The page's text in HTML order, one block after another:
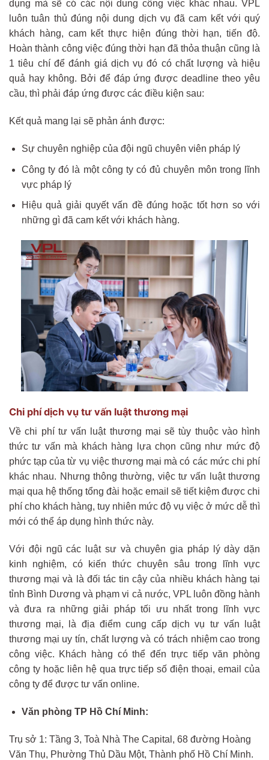
dụng mà sẽ có các nội dung công việc khác nhau. VPL
luôn tuân thủ đúng nội dung dịch vụ đã cam kết với quý
khách hàng, cam kết thực hiện đúng thời hạn, tiến độ.
Hoàn thành công việc đúng thời hạn đã thỏa thuận cũng là
1 tiêu chí để đánh giá dịch vụ đó có chất lượng và hiệu
quả hay không. Bởi để đáp ứng được deadline theo yêu
cầu, thì phải đáp ứng được các điều kiện sau:
Kết quả mang lại sẽ phản ánh được:
Sự chuyên nghiệp của đội ngũ chuyên viên pháp lý
Công ty đó là một công ty có đủ chuyên môn trong lĩnh
vực pháp lý
Hiệu quả giải quyết vấn đề đúng hoặc tốt hơn so với
những gì đã cam kết với khách hàng.
Chi phí dịch vụ tư vấn luật thương mại
Về chi phí tư vấn luật thương mại sẽ tùy thuộc vào hình
thức tư vấn mà khách hàng lựa chọn cũng như mức độ
phức tạp của từ vụ việc thương mại mà có các mức chi phí
khác nhau. Nhưng thông thường, việc tư vấn luật thương
mại qua hệ thống tổng đài hoặc email sẽ tiết kiệm được chi
phí cho khách hàng, tuy nhiên mức độ vụ việc ở mức dễ thì
mới có thể áp dụng hình thức này.
Với đội ngũ các luật sư và chuyên gia pháp lý dày dặn
kinh nghiệm, có kiến thức chuyên sâu trong lĩnh vực
thương mại và là đối tác tin cậy của nhiều khách hàng tại
tỉnh Bình Dương và phạm vi cả nước, VPL luôn đồng hành
và đưa ra những giải pháp tối ưu nhất trong lĩnh vực
thương mại, là địa điểm cung cấp dịch vụ tư vấn luật
thương mại uy tín, chất lượng và có trách nhiệm cao trong
công việc. Khách hàng có thể đến trực tiếp văn phòng
công ty hoặc liên hệ qua trực tiếp số điện thoại, email của
công ty để được tư vấn online.
Văn phòng TP Hồ Chí Minh:
Trụ sở 1: Tầng 3, Toà Nhà The Capital, 68 đường Hoàng
Văn Thụ, Phường Thủ Dầu Một, Thành phố Hồ Chí Minh.